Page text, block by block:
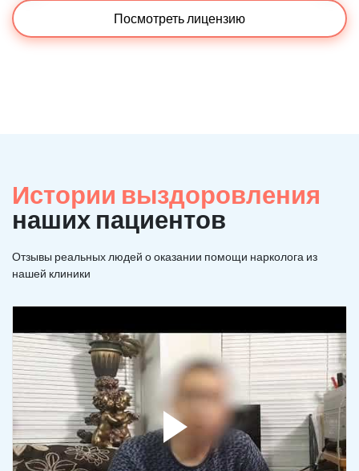
Посмотреть лицензию
Истории выздоровления
наших пациентов
Отзывы реальных людей о оказании помощи нарколога из
нашей клиники